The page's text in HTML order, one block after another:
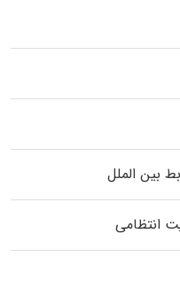
بین الملل
انتظامی